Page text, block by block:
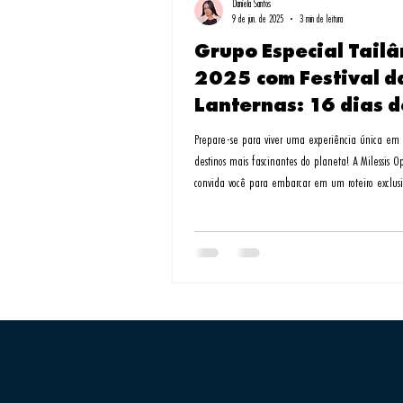
Grupo Especial
2025 com Festival
Lanternas: 16 dias
Encantos Asiáticos
Milessis
Prepare-se para viver uma experiência única em
destinos mais fascinantes do planeta! A Milessis
convida você para embarcar em um roteiro
acompanhamento desde o Brasil por Alexandre e
Daniela Santos
9 de jun. de 2025
3 min de leitura